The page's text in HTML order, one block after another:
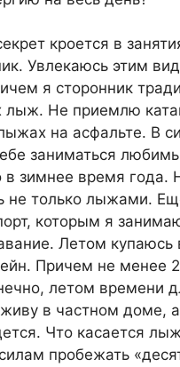
кроется в
Увлекаюсь этим
я сторонник
лыж. Не приемлю
на асфальте. В
заниматься
в зимнее время года.
не только лыжами.
которым я
Летом купаюсь
Причем не менее
летом времени
в частном доме,
Что касается
пробежать